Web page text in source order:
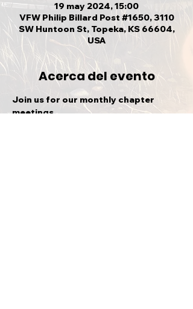
19 may 2024, 15:00
VFW Philip Billard Post #1650, 3110
SW Huntoon St, Topeka, KS 66604,
USA
Acerca del evento
Join us for our monthly chapter
meetings